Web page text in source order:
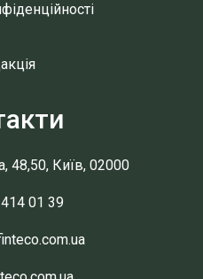
48,50, Київ, 02000
01 39